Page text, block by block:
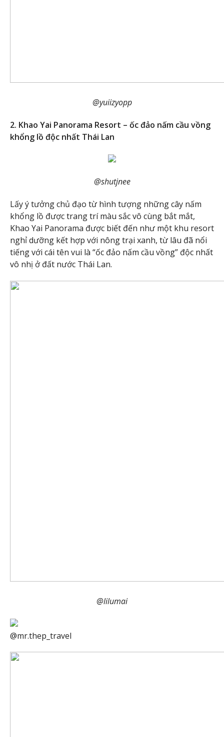
@yuiizyopp
2. Khao Yai Panorama Resort – ốc đảo nấm cầu vồng
khổng lồ độc nhất Thái Lan
@shutjnee
Lấy ý tưởng chủ đạo từ hình tượng những cây nấm
khổng lồ được trang trí màu sắc vô cùng bắt mắt,
Khao Yai Panorama được biết đến như một khu resort
nghỉ dưỡng kết hợp với nông trại xanh, từ lâu đã nổi
tiếng với cái tên vui là “ốc đảo nấm cầu vồng” độc nhất
vô nhị ở đất nước Thái Lan.
@lilumai
@mr.thep_travel